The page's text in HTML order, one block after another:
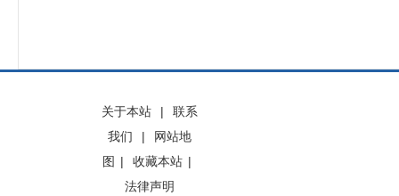
关于本站 |
联系
我们
|
网站地
图 | 收藏本站 |
法律声明